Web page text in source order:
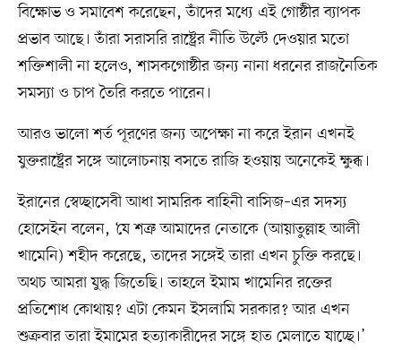
বিক্ষোভ ও সমাবেশ করেছেন, তাঁদের মধ্যে এই গোষ্ঠীর ব্যাপক
প্রভাব আছে। তাঁরা সরাসরি রাষ্ট্রের নীতি উল্টে দেওয়ার মতো
শক্তিশালী না হলেও, শাসকগোষ্ঠীর জন্য নানা ধরনের রাজনৈতিক
সমস্যা ও চাপ তৈরি করতে পারেন।
আরও ভালো শর্ত পূরণের জন্য অপেক্ষা না করে ইরান এখনই
যুক্তরাষ্ট্রের সঙ্গে আলোচনায় বসতে রাজি হওয়ায় অনেকেই ক্ষুব্ধ।
ইরানের স্বেচ্ছাসেবী আধা সামরিক বাহিনী বাসিজ–এর সদস্য
হোসেইন বলেন, ‘যে শত্রু আমাদের নেতাকে (আয়াতুল্লাহ আলী
খামেনি) শহীদ করেছে, তাদের সঙ্গেই তারা এখন চুক্তি করছে।
অথচ আমরা যুদ্ধ জিতেছি। তাহলে ইমাম খামেনির রক্তের
প্রতিশোধ কোথায়? এটা কেমন ইসলামি সরকার? আর এখন
শুক্রবার তারা ইমামের হত্যাকারীদের সঙ্গে হাত মেলাতে যাচ্ছে।’